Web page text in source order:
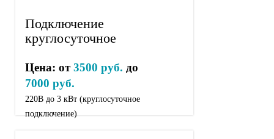
Подключение
круглосуточное
Цена: от3500 руб. до
7000 руб.
220В до 3 кВт (круглосуточное
подключение)